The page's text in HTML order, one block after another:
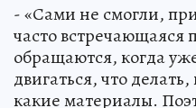
- «Сами не смогли,
часто встречающаяся
обращаются, когда
двигаться, что
какие материалы.